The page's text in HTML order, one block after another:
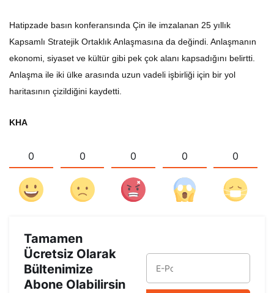
Hatipzade basın konferansında Çin ile imzalanan 25 yıllık
Kapsamlı Stratejik Ortaklık Anlaşmasına da değindi. Anlaşmanın
ekonomi, siyaset ve kültür gibi pek çok alanı kapsadığını belirtti.
Anlaşma ile iki ülke arasında uzun vadeli işbirliği için bir yol
haritasının çizildiğini kaydetti.
KHA
0 0 0 0 0
Tamamen
Ücretsiz Olarak
Bültenimize
Abone Olabilirsin